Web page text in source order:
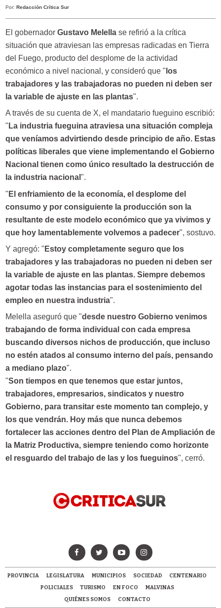
Por: Redacción Crítica Sur
El gobernador Gustavo Melellase refirió a la crítica
situación que atraviesan las empresas radicadas en Tierra
del Fuego, producto del desplome de la actividad
económico a nivel nacional, y consideró que " los
trabajadores y las trabajadoras no pueden ni deben ser
la variable de ajuste en las plantas".
A través de su cuenta de X, el mandatario fueguino escribió:
" La industria fueguina atraviesa una situación compleja
que veníamos advirtiendo desde principio de año. Estas
políticas liberales que viene implementando el Gobierno
Nacional tienen como único resultado la destrucción de
la industria nacional ".
" El enfriamiento de la economía, el desplome del
consumo y por consiguiente la producción son la
resultante de este modelo económico que ya vivimos y
que hoy lamentablemente volvemos a padecer", sostuvo.
Y agregó: " Estoy completamente seguro que los
trabajadores y las trabajadoras no pueden ni deben ser
la variable de ajuste en las plantas. Siempre debemos
agotar todas las instancias para el sostenimiento del
empleo en nuestra industria".
Melella aseguró que "desde nuestro Gobierno venimos
trabajando de forma individual con cada empresa
buscando diversos nichos de producción, que incluso
no estén atados al consumo interno del país, pensando
a mediano plazo".
"Son tiempos en que tenemos que estar juntos,
trabajadores, empresarios, sindicatos y nuestro
Gobierno, para transitar este momento tan complejo, y
los que vendrán. Hoy más que nunca debemos
fortalecer las acciones dentro del Plan de Ampliación de
la Matriz Productiva, siempre teniendo como horizonte
el resguardo del trabajo de las y los fueguinos", cerró.
PROVINCIA LEGISLATURA MUNICIPIOS SOCIEDAD
CENTENARIO
POLICIALES
TURISMO EN FOCO
MALVINAS
QUIÉNES SOMOS
CONTACTO